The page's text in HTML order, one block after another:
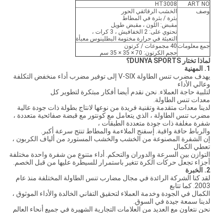
ART NO
HT3008
وصف
الخشب الرقائقي الحور
بثرة / بثرة في المطاط
مقبض: اللون ، مقبض طويل
تحتوي على: 2 الخفافيش ، 3 كرات ،
التعبئة في حرارة مختومة البطلينوس معبأة
جمع معلومات40 مجموعات / كرتون
حجم الكرتون: 70 × 35 × 35 سم
لماذا تختار DUNYA SPORTS؟
1. المهنية
يهدف مضرب تنس الطاولة V-SIX إلى توفير مضرب أداء منخفض التكلفة
وعالي الأداء
لتلبية حاجة العملاء. نحن نقدم أيضا أفكار مبتكرة لتطوير كل
معدات تنس الطاولة.
لدينا معدات متقدمة وتقنية فريدة من نوعها لانتاج بطولة ذات جودة عالية
مضرب تنس الطاولة ، الذي يتعامل مع كونتور مع قبضة صفائحية متعددة ،
شفرة مغلفة ذات جودة متعددة الطبقات ،
والرباط حافة واقية. إسفنج الملاءمة والمطاط تنتج سرعة أكبر.
إن الشفرة المصنوعة من الخشب والخشب المستورد من ألياف الكربون ،
تعطي الكمال
التوازن بين السرعة والدوران والتحكم. أداء متنوع من شفرة واحدة مختلفة
أجزاء تجعل حركات الكرة تتغير باستمرار للسيطرة عليها من قبل الخصم.
2. الخبرة
لقد كنا الشركة الرائدة في مجال مضارب تنس الطاولة المختلفة منذ عام
2003. كما تتابع
الكمال في الجودة وخدمة العملاء لتحقيق التفاني الخالدة والأداء الموثوق ،
لدينا سمعة جيدة في السوق.
نحن نتعاون مع العديد من العلامات التجارية الشهيرة في جميع أنحاء العالم